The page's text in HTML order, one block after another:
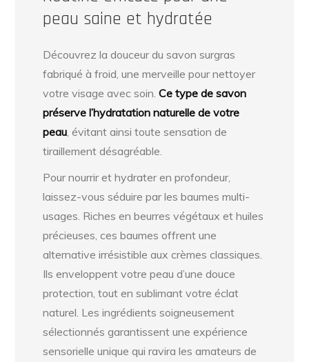
peau saine et hydratée
Découvrez la douceur du savon surgras
fabriqué à froid, une merveille pour nettoyer
votre visage avec soin.Ce type de savon
préserve l’hydratation naturelle de votre
peau , évitant ainsi toute sensation de
tiraillement désagréable.
Pour nourrir et hydrater en profondeur,
laissez-vous séduire par les baumes multi-
usages. Riches en beurres végétaux et huiles
précieuses, ces baumes offrent une
alternative irrésistible aux crèmes classiques.
Ils enveloppent votre peau d’une douce
protection, tout en sublimant votre éclat
naturel. Les ingrédients soigneusement
sélectionnés garantissent une expérience
sensorielle unique qui ravira les amateurs de